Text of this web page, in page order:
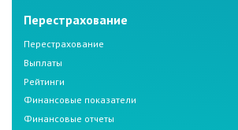
Перестрахование
Перестрахование
Выплаты
Рейтинги
Финансовые показатели
Финансовые отчеты